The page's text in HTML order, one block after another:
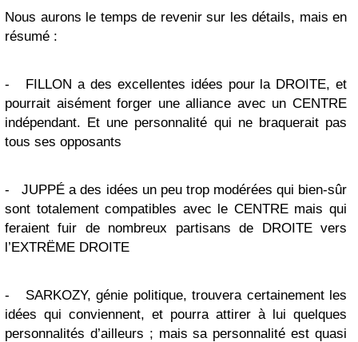
Nous aurons le temps de revenir sur les détails, mais en
résumé :
-
FILLON a des excellentes idées pour la DROITE, et
pourrait aisément forger une alliance avec un CENTRE
indépendant. Et une personnalité qui ne braquerait pas
tous ses opposants
- JUPPÉ a des idées un peu trop modérées qui bien-sûr
sont totalement compatibles avec le CENTRE mais qui
feraient fuir de nombreux partisans de DROITE vers
l’EXTRËME DROITE
-
SARKOZY, génie politique, trouvera certainement les
idées qui conviennent, et pourra attirer à lui quelques
personnalités d’ailleurs ; mais sa personnalité est quasi